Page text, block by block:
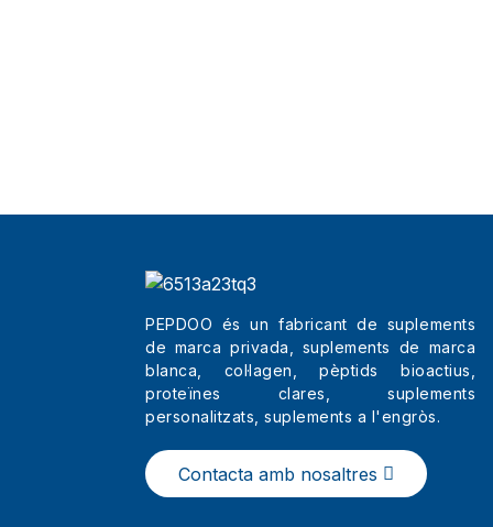
PEPDOO és un fabricant de suplements
de marca privada, suplements de marca
blanca, col·lagen, pèptids bioactius,
proteïnes clares, suplements
personalitzats, suplements a l'engròs.
Contacta amb nosaltres